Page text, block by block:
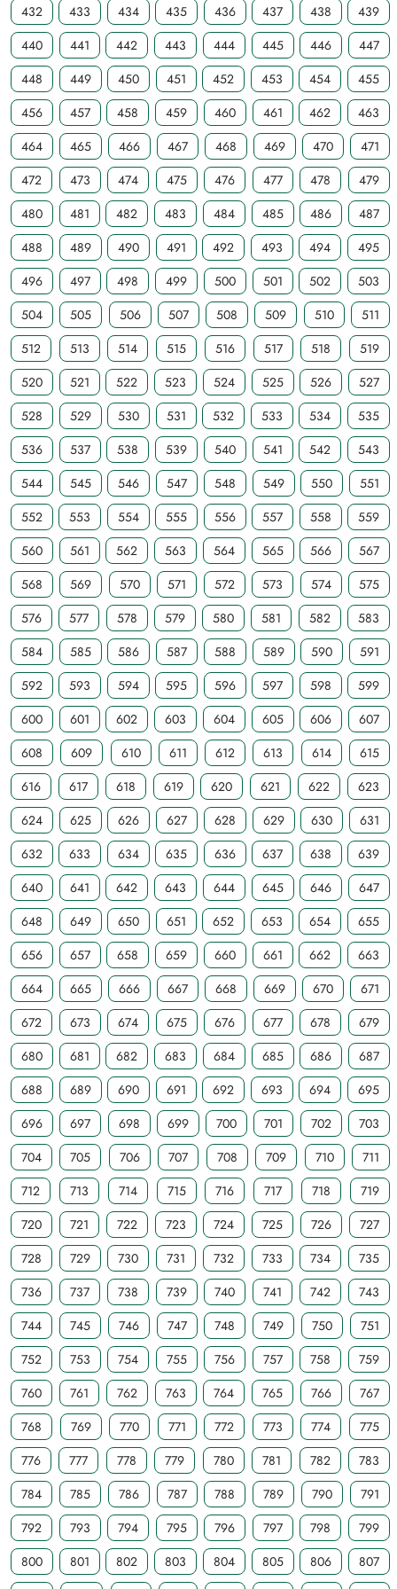
432 433 434 435 436 437 438
439
440
441 442 443 444 445 446
447
448
449 450 451 452 453 454
455
456
457 458 459 460 461 462
463
464
465 466 467 468 469 470
471
472
473 474 475 476 477 478
479
480
481 482 483 484 485 486
487
488
489 490 491 492 493 494
495
496
497 498 499 500 501 502
503
504
505 506 507 508 509 510
511
512
513 514 515 516 517 518
519
520
521 522 523 524 525 526
527
528
529 530 531 532 533 534
535
536
537 538 539 540 541 542
543
544
545 546 547 548 549 550
551
552
553 554 555 556 557 558
559
560
561 562 563 564 565 566
567
568
569 570 571 572 573 574
575
576
577 578 579 580 581 582
583
584
585 586 587 588 589 590
591
592
593 594 595 596 597 598
599
600
601 602 603 604 605 606
607
608
609 610 611 612 613 614
615
616
617 618 619 620 621 622
623
624
625 626 627 628 629 630
631
632
633 634 635 636 637 638
639
640
641 642 643 644 645 646
647
648
649 650 651 652 653 654
655
656
657 658 659 660 661 662
663
664
665 666 667 668 669 670
671
672
673 674 675 676 677 678
679
680
681 682 683 684 685 686
687
688
689 690 691 692 693 694
695
696
697 698 699 700 701 702
703
704
705 706 707 708 709 710
711
712
713 714 715 716 717 718
719
720
721 722 723 724 725 726
727
728
729 730 731 732 733 734
735
736
737 738 739 740 741 742
743
744
745 746 747 748 749 750
751
752
753 754 755 756 757 758
759
760
761 762 763 764 765 766
767
768
769 770 771 772 773 774
775
776
777 778 779 780 781 782
783
784
785 786 787 788 789 790
791
792
793 794 795 796 797 798
799
800
801 802 803 804 805 806
807